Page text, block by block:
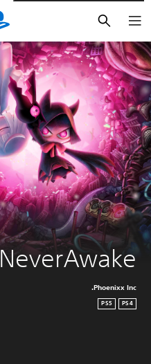
NeverAwake
Phoenixx Inc.
PS4
PS5